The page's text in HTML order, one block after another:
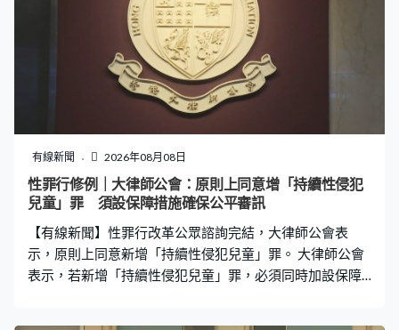
溺總會發出的證件，但證件是真是假，就沒有人深究。前
救生員Apple：「上班都是自己顧自己，會否理會旁邊是真
證或持牌呢？甚至看別人的救生員卡上的號碼？上網根本
無可能檢查這個人是否持牌。救生員證上的相片未必跟着
身份證或貼近年齡的照片，亦可以使用10年前學生相，所
以你說有沒有人魚目混珠、找相似的人製作證件，相信有
可能發生。」 她稱不時都會有救生員「甩更」，曾有泳池
服務外判商為避免客人不滿或罰款，即使明知救生員是無
牌都會聘用。Apple：「通常會在WhatsApp或Facebook立
刻說要招人，『有沒有人現在上班，包的士』，會有相熟
有線新聞 2026年08月08日
性罪行修例｜大律師公會：原則上同意增「持續性侵犯
兒童」罪 須設保障措施確保公平審訊
【有線新聞】性罪行改革公眾諮詢完結，大律師公會表
示，原則上同意新增「持續性侵犯兒童」罪。 大律師公會
表示，若新增「持續性侵犯兒童」罪，必須同時加設保障